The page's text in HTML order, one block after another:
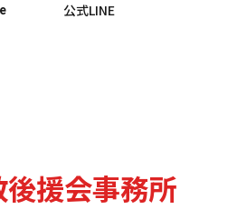
公式LINE
援会事務所